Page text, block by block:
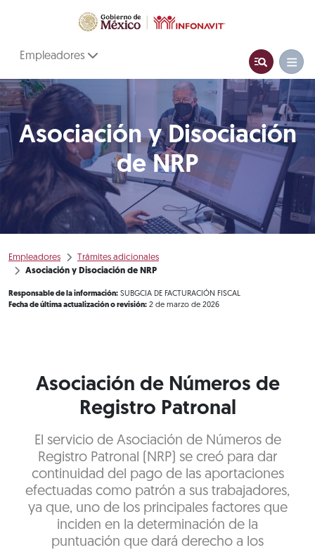
Empleadores
Asociación y Disociación
de NRP
Empleadores
Trámites adicionales
Asociación y Disociación de NRP
Responsable de la información: SUBGCIA DE FACTURACIÓN FISCAL
Fecha de última actualización o revisión: 2 de marzo de 2026
Asociación de Números de
Registro Patronal
El servicio de Asociación de Números de
Registro Patronal (NRP) se creó para dar
continuidad del pago de las aportaciones
efectuadas como patrón a sus trabajadores,
ya que, uno de los principales factores que
inciden en la determinación de la
puntuación que dará derecho a los